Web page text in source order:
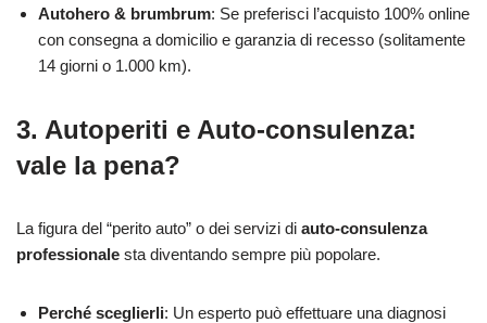
Autohero & brumbrum: Se preferisci l’acquisto 100% online
con consegna a domicilio e garanzia di recesso (solitamente
14 giorni o 1.000 km).
3. Autoperiti e Auto-consulenza:
vale la pena?
La figura del “perito auto” o dei servizi di auto-consulenza
professionale sta diventando sempre più popolare.
Perché sceglierli: Un esperto può effettuare una diagnosi